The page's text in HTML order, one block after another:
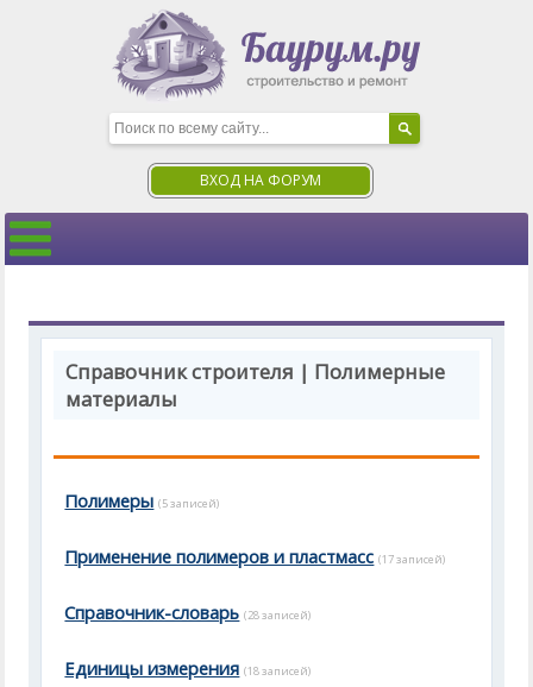
ВХОД НА ФОРУМ
Справочник строителя | Полимерные
материалы
Полимеры (5 записей)
Применение полимеров и пластмасс (17 записей)
Справочник-словарь (28 записей)
Единицы измерения (18 записей)